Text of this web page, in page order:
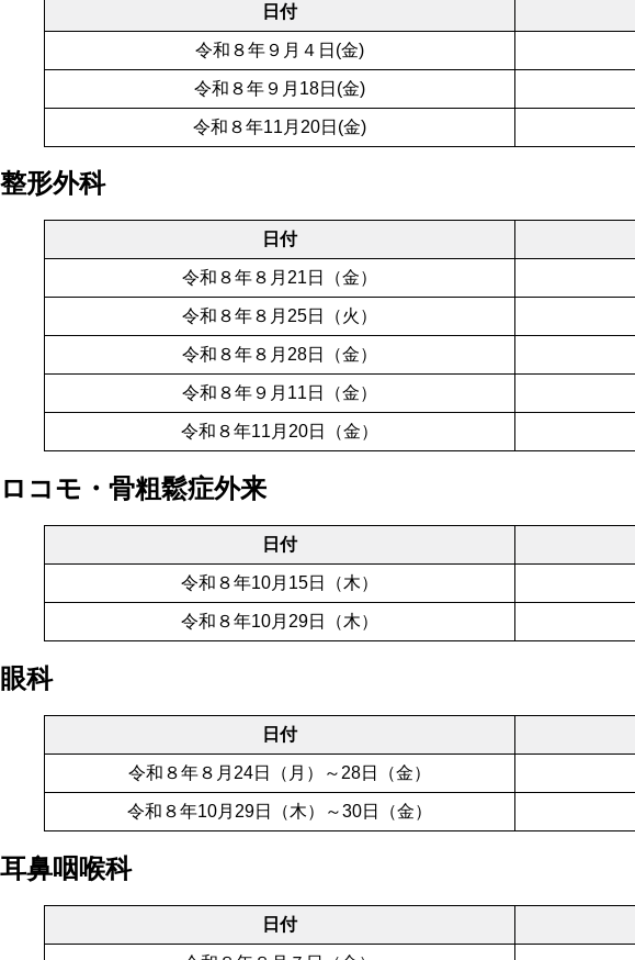
日付
令和８年９月４日(金)
令和８年９月18日(金)
令和８年11月20日(金)
整形外科
日付
令和８年８月21日（金）
令和８年８月25日（火）
令和８年８月28日（金）
令和８年９月11日（金）
令和８年11月20日（金）
ロコモ・骨粗鬆症外来
日付
令和８年10月15日（木）
令和８年10月29日（木）
眼科
日付
令和８年８月24日（月）～28日（金）
令和８年10月29日（木）～30日（金）
耳鼻咽喉科
日付